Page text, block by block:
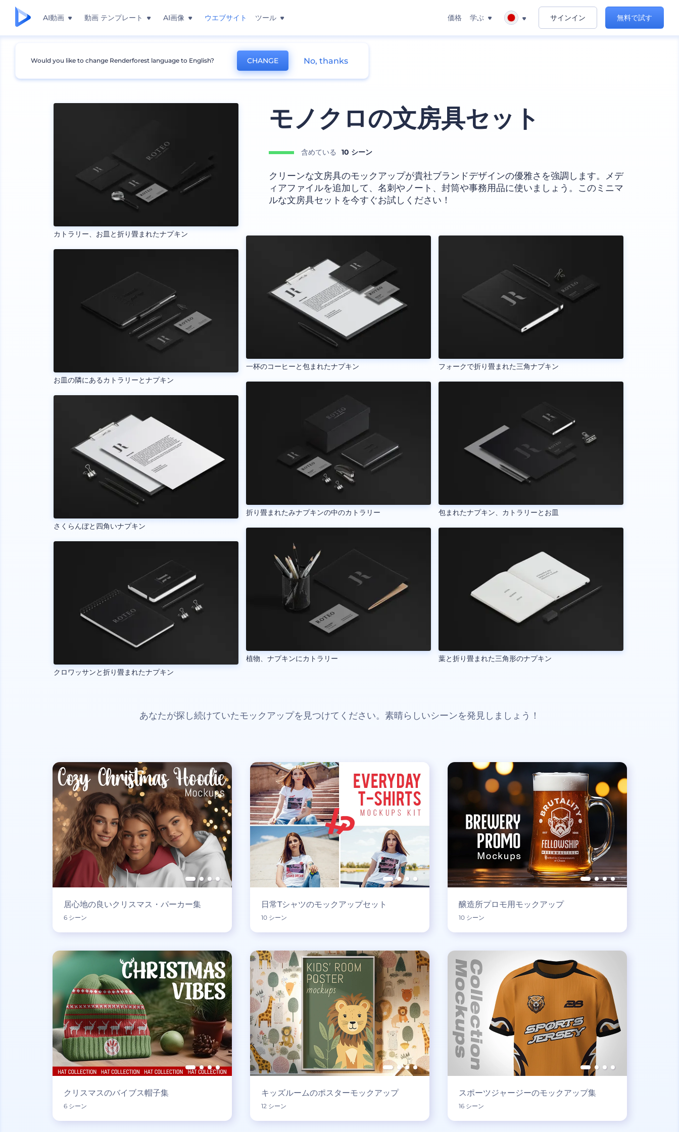
AI動画 動画 テンプレート AI画像 ウエブサイト ツール 価格 学ぶ サインイン 無料で試す
モックアップ ブランディング 文房具のモックアップ
カトラリー、お皿と折り畳まれたナプキン
お皿の隣にあるカトラリーとナプキン
さくらんぼと四角いナプキン
クロワッサンと折り畳まれたナプキン
モノクロの文房具セット
含めている 10 シーン
クリーンな文房具のモックアップが貴社ブランドデザインの優雅さを強調します。メデ
ィアファイルを追加して、名刺やノート、封筒や事務用品に使いましょう。このミニマ
ルな文房具セットを今すぐお試しください！
一杯のコーヒーと包まれたナプキン
折り畳まれたみナプキンの中のカトラリー
植物、ナプキンにカトラリー
フォークで折り畳まれた三角ナプキン
包まれたナプキン、カトラリーとお皿
葉と折り畳まれた三角形のナプキン
あなたが探し続けていたモックアップを見つけてください。素晴らしいシーンを発見しましょう！
居心地の良いクリスマス・パーカー集
6 シーン
日常Tシャツのモックアップセット
10 シーン
醸造所プロモ用モックアップ
10 シーン
クリスマスのバイブス帽子集
6 シーン
キッズルームのポスターモックアップ
12 シーン
スポーツジャージーのモックアップ集
16 シーン
Would you like to change Renderforest language to English? CHANGE No, thanks